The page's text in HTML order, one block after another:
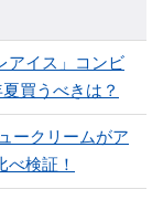
アイス」コンビ
買うべきは？
ークリームがア
検証！